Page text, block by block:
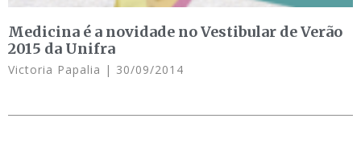
Medicina é a novidade no Vestibular de Verão
2015 da Unifra
Victoria Papalia 30/09/2014